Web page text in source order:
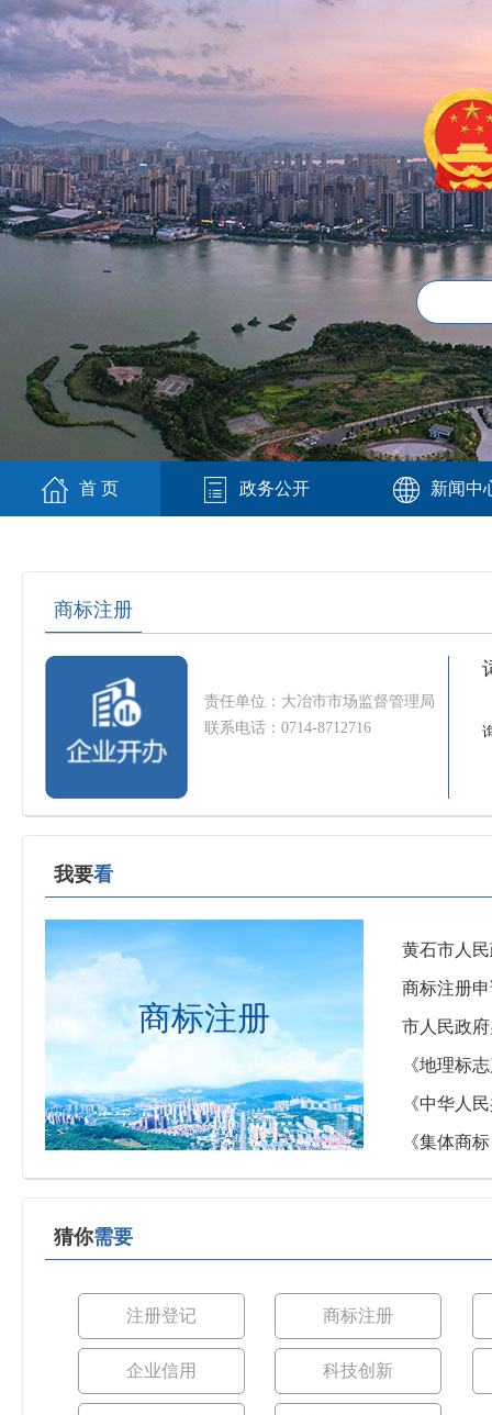
首 页 政务公开 新闻中
商标注册
责任单位：大冶市市场监督管理局
联系电话：0714-8712716
我要看
商标注册
黄石市人
商标注册
市人民政
《地理标
《中华人
《集体商
猜你需要
注册登记 商标注册
企业信用 科技创新